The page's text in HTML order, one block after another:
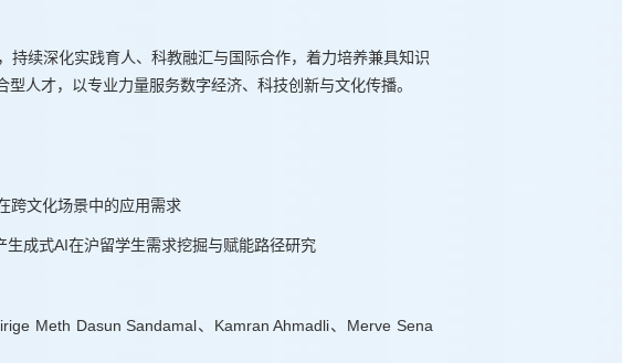
持续深化实践育人、科教融汇与国际合作，着力培养兼具知识
人才，以专业力量服务数字经济、科技创新与文化传播。
跨文化场景中的应用需求
成式AI在沪留学生需求挖掘与赋能路径研究
Meth Dasun Sandamal、Kamran Ahmadli、Merve Sena